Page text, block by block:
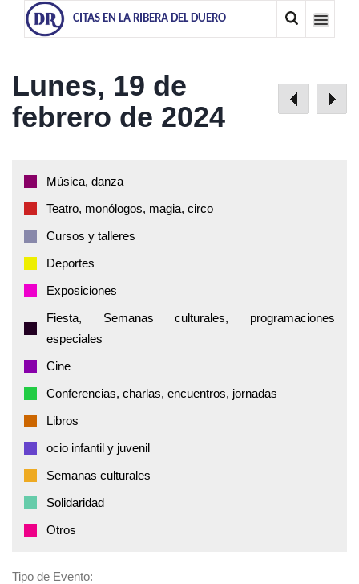
CITAS EN LA RIBERA DEL DUERO
Lunes, 19 de
febrero de 2024
Música, danza
Teatro, monólogos, magia, circo
Cursos y talleres
Deportes
Exposiciones
Fiesta, Semanas culturales, programaciones
especiales
Cine
Conferencias, charlas, encuentros, jornadas
Libros
ocio infantil y juvenil
Semanas culturales
Solidaridad
Otros
Tipo de Evento: